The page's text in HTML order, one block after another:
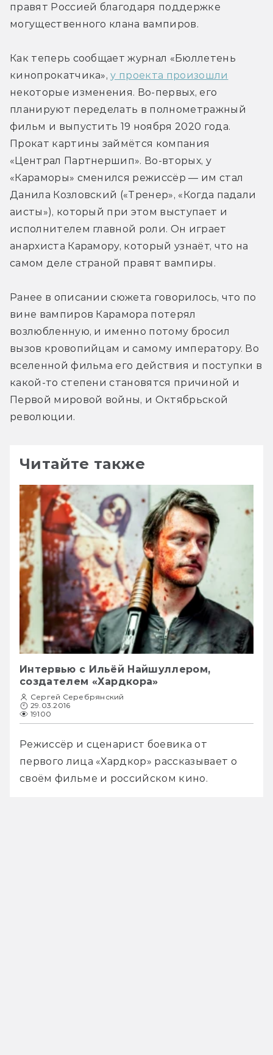
правят Россией благодаря поддержке
могущественного клана вампиров.
Как теперь сообщает журнал «Бюллетень
кинопрокатчика», у проекта произошли
некоторые изменения. Во-первых, его
планируют переделать в полнометражный
фильм и выпустить 19 ноября 2020 года.
Прокат картины займётся компания
«Централ Партнершип». Во-вторых, у
«Караморы» сменился режиссёр — им стал
Данила Козловский («Тренер», «Когда падали
аисты»), который при этом выступает и
исполнителем главной роли. Он играет
анархиста Карамору, который узнаёт, что на
самом деле страной правят вампиры.
Ранее в описании сюжета говорилось, что по
вине вампиров Карамора потерял
возлюбленную, и именно потому бросил
вызов кровопийцам и самому императору. Во
вселенной фильма его действия и поступки в
какой-то степени становятся причиной и
Первой мировой войны, и Октябрьской
революции.
Читайте также
Интервью с Ильёй Найшуллером,
создателем «Хардкора»
Сергей Серебрянский
29.03.2016
19100
Режиссёр и сценарист боевика от
первого лица «Хардкор» рассказывает о
своём фильме и российском кино.